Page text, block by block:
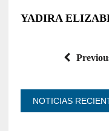
YADIRA
NOTICIAS